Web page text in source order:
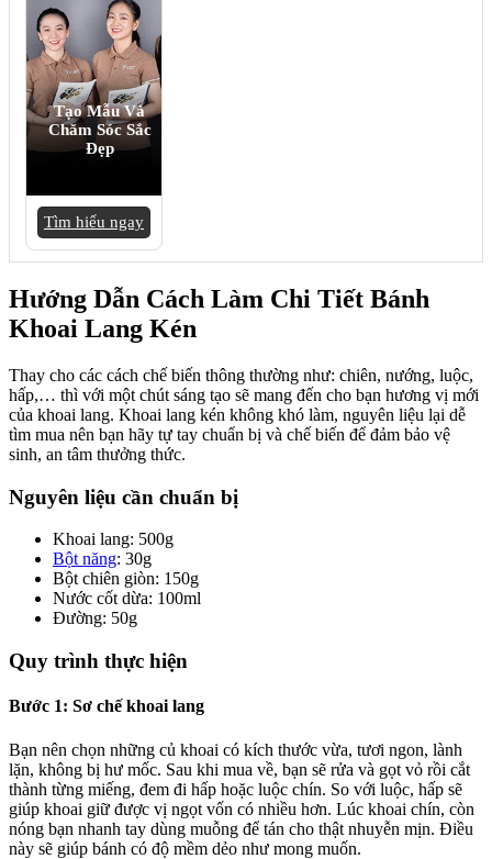
Tạo Mẫu Và
Chăm Sóc Sắc
Đẹp
Tìm hiểu ngay
Hướng Dẫn Cách Làm Chi Tiết Bánh
Khoai Lang Kén
Thay cho các cách chế biến thông thường như: chiên, nướng, luộc,
hấp,… thì với một chút sáng tạo sẽ mang đến cho bạn hương vị mới
của khoai lang. Khoai lang kén không khó làm, nguyên liệu lại dễ
tìm mua nên bạn hãy tự tay chuẩn bị và chế biến để đảm bảo vệ
sinh, an tâm thưởng thức.
Nguyên liệu cần chuẩn bị
Khoai lang: 500g
Bột năng: 30g
Bột chiên giòn: 150g
Nước cốt dừa: 100ml
Đường: 50g
Quy trình thực hiện
Bước 1: Sơ chế khoai lang
Bạn nên chọn những củ khoai có kích thước vừa, tươi ngon, lành
lặn, không bị hư mốc. Sau khi mua về, bạn sẽ rửa và gọt vỏ rồi cắt
thành từng miếng, đem đi hấp hoặc luộc chín. So với luộc, hấp sẽ
giúp khoai giữ được vị ngọt vốn có nhiều hơn. Lúc khoai chín, còn
nóng bạn nhanh tay dùng muỗng để tán cho thật nhuyễn mịn. Điều
này sẽ giúp bánh có độ mềm dẻo như mong muốn.